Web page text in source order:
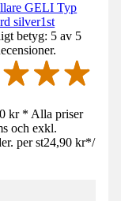
GELI Typ
silver1st
betyg: 5 av 5
kr * Alla priser
och exkl.
per st24,90 kr*/